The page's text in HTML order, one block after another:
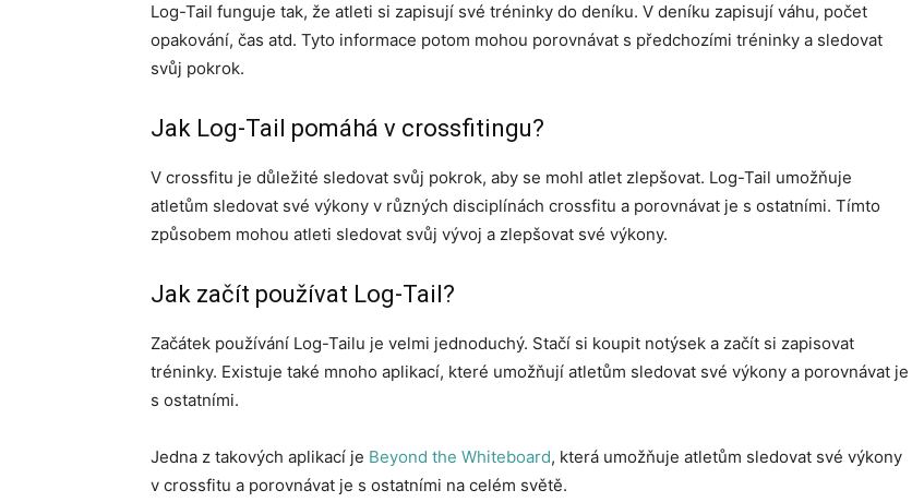
Log-Tail funguje tak, že atleti si zapisují své tréninky do deníku. V deníku zapisují váhu, počet
opakování, čas atd. Tyto informace potom mohou porovnávat s předchozími tréninky a sledovat
svůj pokrok.
Jak Log-Tail pomáhá v crossfitingu?
V crossfitu je důležité sledovat svůj pokrok, aby se mohl atlet zlepšovat. Log-Tail umožňuje
atletům sledovat své výkony v různých disciplínách crossfitu a porovnávat je s ostatními. Tímto
způsobem mohou atleti sledovat svůj vývoj a zlepšovat své výkony.
Jak začít používat Log-Tail?
Začátek používání Log-Tailu je velmi jednoduchý. Stačí si koupit notýsek a začít si zapisovat
tréninky. Existuje také mnoho aplikací, které umožňují atletům sledovat své výkony a porovnávat je
s ostatními.
Jedna z takových aplikací je Beyond the Whiteboard, která umožňuje atletům sledovat své výkony
v crossfitu a porovnávat je s ostatními na celém světě.